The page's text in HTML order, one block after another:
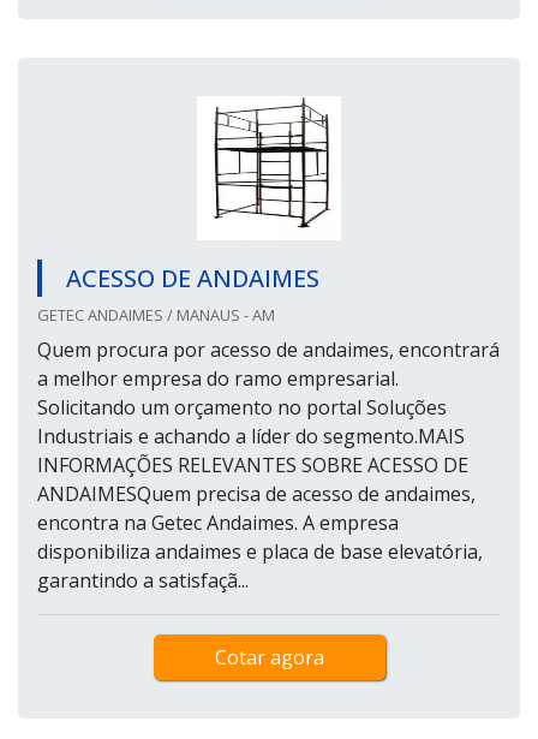
ACESSO DE ANDAIMES
GETEC ANDAIMES / MANAUS - AM
Quem procura por acesso de andaimes, encontrará
a melhor empresa do ramo empresarial.
Solicitando um orçamento no portal Soluções
Industriais e achando a líder do segmento.MAIS
INFORMAÇÕES RELEVANTES SOBRE ACESSO DE
ANDAIMESQuem precisa de acesso de andaimes,
encontra na Getec Andaimes. A empresa
disponibiliza andaimes e placa de base elevatória,
garantindo a satisfaçã...
Cotar agora